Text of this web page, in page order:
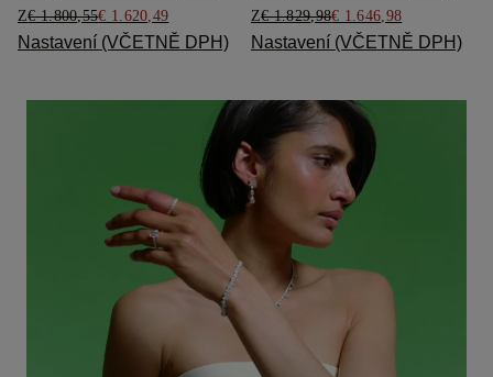
Z€ 1.800,55€ 1.620,49
Nastavení (VČETNĚ DPH)
Z€ 1.829,98€ 1.646,98
Nastavení (VČETNĚ DPH)